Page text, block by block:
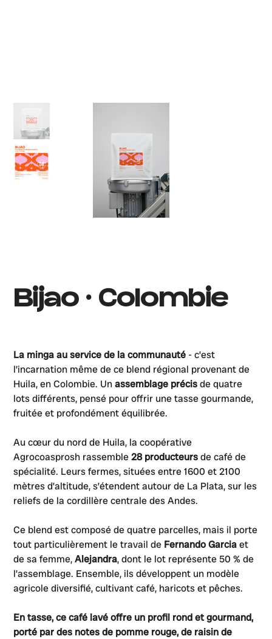
Bijao • Colombie
La minga au service de la communauté - c’est
l’incarnation même de ce blend régional provenant de
Huila, en Colombie. Unassemblage précisde quatre
lots différents, pensé pour offrir une tasse gourmande,
fruitée et profondément équilibrée.
Au cœur du nord de Huila, la coopérative
Agrocoasprosh rassemble28 producteursde café de
spécialité. Leurs fermes, situées entre 1600 et 2100
mètres d’altitude, s’étendent autour de La Plata, sur les
reliefs de la cordillère centrale des Andes.
Ce blend est composé de quatre parcelles, mais il porte
tout particulièrement le travail de Fernando Garciaet
de sa femme,Alejandra, dont le lot représente 50 % de
l’assemblage. Ensemble, ils développent un modèle
agricole diversifié, cultivant café, haricots et pêches.
En tasse, ce café lavé offre un profil rond et gourmand,
porté par des notes de pomme rouge, de raisin de